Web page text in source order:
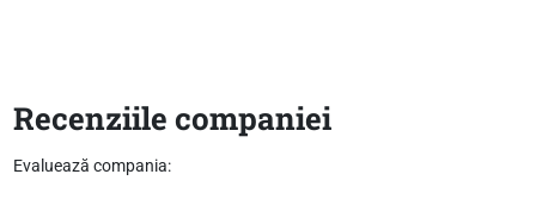
Recenziile companiei
Evaluează compania: